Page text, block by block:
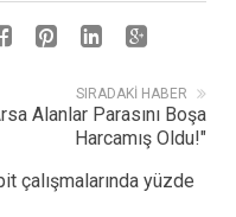
SIRADAKI HABER
Alanlar Parasını Boşa
Harcamış Oldu!"
çalışmalarında yüzde